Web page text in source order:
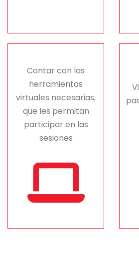
Contar con las
herramientas
virtuales necesarias,
que les permitan
participar en las
sesiones